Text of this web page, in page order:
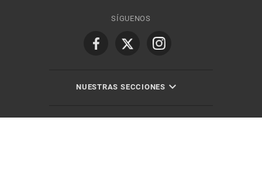
SÍGUENOS
NUESTRAS SECCIONES